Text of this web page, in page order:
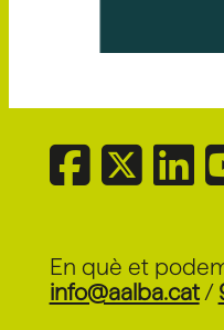
En què et
info@aalba.cat/